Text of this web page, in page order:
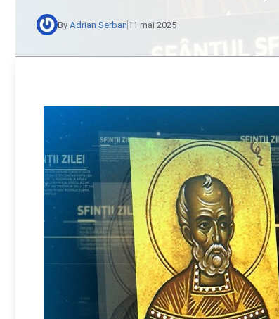
By Adrian Serban 11 mai 2025